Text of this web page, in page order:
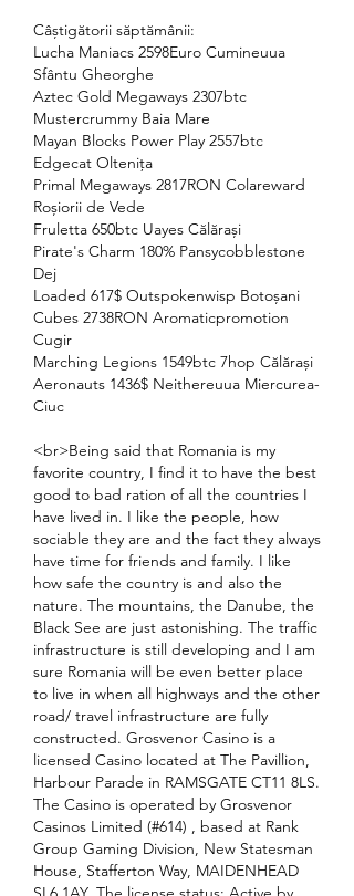
Câștigătorii săptămânii:
Lucha Maniacs 2598Euro Cumineuua
Sfântu Gheorghe
Aztec Gold Megaways 2307btc
Mustercrummy Baia Mare
Mayan Blocks Power Play 2557btc
Edgecat Oltenița
Primal Megaways 2817RON Colareward
Roșiorii de Vede
Fruletta 650btc Uayes Călărași
Pirate's Charm 180% Pansycobblestone
Dej
Loaded 617$ Outspokenwisp Botoșani
Cubes 2738RON Aromaticpromotion
Cugir
Marching Legions 1549btc 7hop Călărași
Aeronauts 1436$ Neithereuua Miercurea-
Ciuc
<br>Being said that Romania is my
favorite country, I find it to have the best
good to bad ration of all the countries I
have lived in. I like the people, how
sociable they are and the fact they always
have time for friends and family. I like
how safe the country is and also the
nature. The mountains, the Danube, the
Black See are just astonishing. The traffic
infrastructure is still developing and I am
sure Romania will be even better place
to live in when all highways and the other
road/ travel infrastructure are fully
constructed. Grosvenor Casino is a
licensed Casino located at The Pavillion,
Harbour Parade in RAMSGATE CT11 8LS.
The Casino is operated by Grosvenor
Casinos Limited (#614) , based at Rank
Group Gaming Division, New Statesman
House, Stafferton Way, MAIDENHEAD